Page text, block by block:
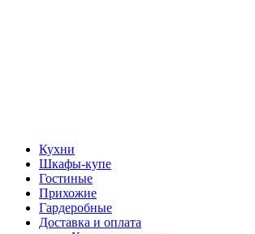
Кухни
Шкафы-купе
Гостиные
Прихожие
Гардеробные
Доставка и оплата